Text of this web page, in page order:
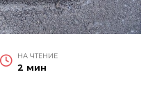
НА ЧТЕНИЕ
2 мин